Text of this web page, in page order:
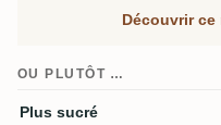
Découvrir ce
OU PLUTÔT …
Plus sucré